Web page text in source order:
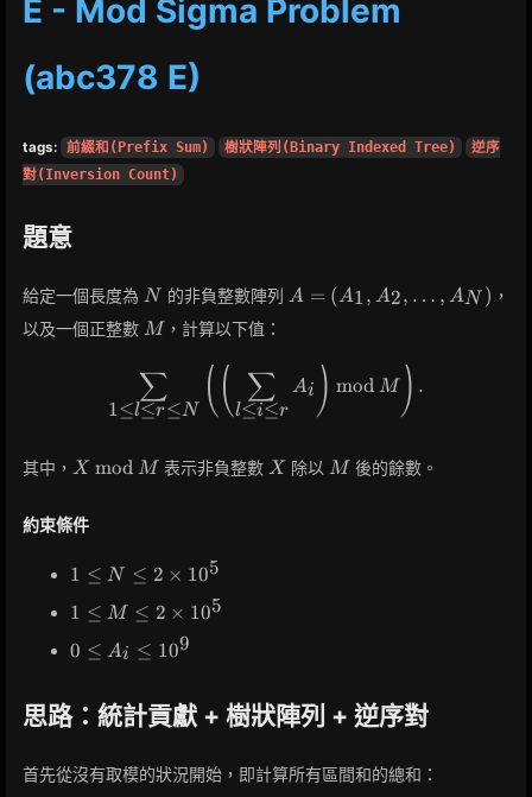
E - Mod Sigma Problem
(abc378 E)
tags: 前綴和(Prefix Sum) 樹狀陣列(Binary Indexed Tree)
逆序
對(Inversion Count)
題意
給定一個長度為 N
N 的非負整數陣列 A =
(A_1,
\dots,
A_N)
A = (A1, A2, … , AN ) ，
以及一個正整數 M
M，計算以下值：
\sum_{1 \leq l \leq r \leq
1≤l≤r≤N
∑ (( l≤i≤r
∑ Ai ) mod M) .
其中， X
M
X mod M表示非負整數 X
X 除以 M
M後的餘數。
約束條件
1 \leq
2
\times
10^5
1 ≤ N ≤ 2 × 105
1 \leq
\leq 2
10^5
1 ≤ M ≤ 2 × 105
0
\leq
0 ≤ Ai ≤ 109
思路：統計貢獻 + 樹狀陣列 + 逆序對
首先從沒有取模的狀況開始，即計算所有區間和的總和：